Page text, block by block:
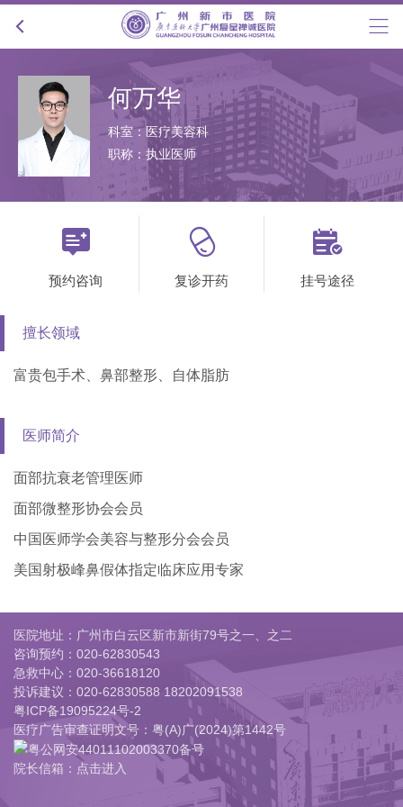
何万华
科室：医疗美容科
职称：执业医师

预约咨询

复诊开药

挂号途径
擅长领域
富贵包手术、鼻部整形、自体脂肪
医师简介
面部抗衰老管理医师
面部微整形协会会员
中国医师学会美容与整形分会会员
美国射极峰鼻假体指定临床应用专家
医院地址：广州市白云区新市新街79号之一、之二
咨询预约： 020-62830543
急救中心： 020-36618120
投诉建议： 020-62830588 18202091538
粤ICP备19095224号-2
医疗广告审查证明文号：粤(A)广(2024)第1442号
粤公网安44011102003370备号
院长信箱：点击进入